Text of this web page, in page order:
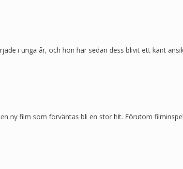
i unga år, och hon har sedan dess blivit ett känt
ny film som förväntas bli en stor hit. Förutom